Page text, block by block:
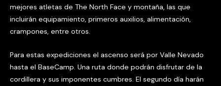
mejores atletas de The North Face y montaña, las que
incluirán equipamiento, primeros auxilios, alimentación,
crampones, entre otros.
Para estas expediciones el ascenso será por Valle Nevado
hasta el BaseCamp. Una ruta donde podrán disfrutar de la
cordillera y sus imponentes cumbres. El segundo día harán